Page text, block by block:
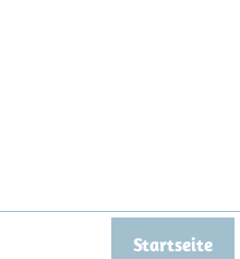
Startseite